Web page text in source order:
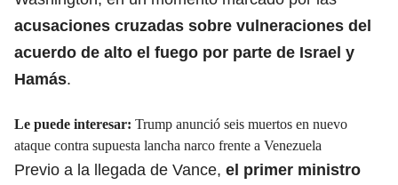
acusaciones cruzadas sobre vulneraciones del
acuerdo de alto el fuego por parte de Israel y
Hamás.
Le puede interesar: Trump anunció seis muertos en nuevo
ataque contra supuesta lancha narco frente a Venezuela
Previo a la llegada de Vance, el primer ministro